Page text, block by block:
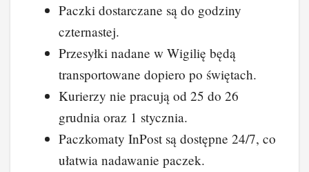
Paczki dostarczane są do godziny
czternastej.
Przesyłki nadane w Wigilię będą
transportowane dopiero po świętach.
Kurierzy nie pracują od 25 do 26
grudnia oraz 1 stycznia.
Paczkomaty InPost są dostępne 24/7, co
ułatwia nadawanie paczek.